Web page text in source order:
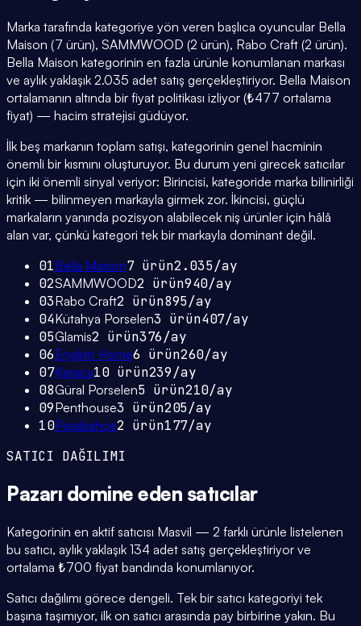
Marka tarafında kategoriye yön veren başlıca oyuncular Bella
Maison (7 ürün), SAMMWOOD (2 ürün), Rabo Craft (2 ürün).
Bella Maison kategorinin en fazla ürünle konumlanan markası
ve aylık yaklaşık 2.035 adet satış gerçekleştiriyor. Bella Maison
ortalamanın altında bir fiyat politikası izliyor (₺477 ortalama
fiyat) — hacim stratejisi güdüyor.
İlk beş markanın toplam satışı, kategorinin genel hacminin
önemli bir kısmını oluşturuyor. Bu durum yeni girecek satıcılar
için iki önemli sinyal veriyor: Birincisi, kategoride marka bilinirliği
kritik — bilinmeyen markayla girmek zor. İkincisi, güçlü
markaların yanında pozisyon alabilecek niş ürünler için hâlâ
alan var, çünkü kategori tek bir markayla dominant değil.
01Bella Maison7ürün2.035/ay
02SAMMWOOD2 ürün940/ay
03Rabo Craft2 ürün895/ay
04Kütahya Porselen3 ürün407/ay
05Glamis2 ürün376/ay
06English Home6 ürün260/ay
07Karaca10ürün239/ay
08Güral Porselen5 ürün210/ay
09Penthouse3 ürün205/ay
10Paşabahçe2 ürün177/ay
SATICI DAĞILIMI
Pazarı domine eden satıcılar
Kategorinin en aktif satıcısı Masvil — 2 farklı ürünle listelenen
bu satıcı, aylık yaklaşık 134 adet satış gerçekleştiriyor ve
ortalama ₺700 fiyat bandında konumlanıyor.
Satıcı dağılımı görece dengeli. Tek bir satıcı kategoriyi tek
başına taşımıyor, ilk on satıcı arasında pay birbirine yakın. Bu